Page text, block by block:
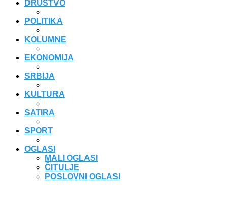
DRUŠTVO
POLITIKA
KOLUMNE
EKONOMIJA
SRBIJA
KULTURA
SATIRA
SPORT
OGLASI
MALI OGLASI
ČITULJE
POSLOVNI OGLASI